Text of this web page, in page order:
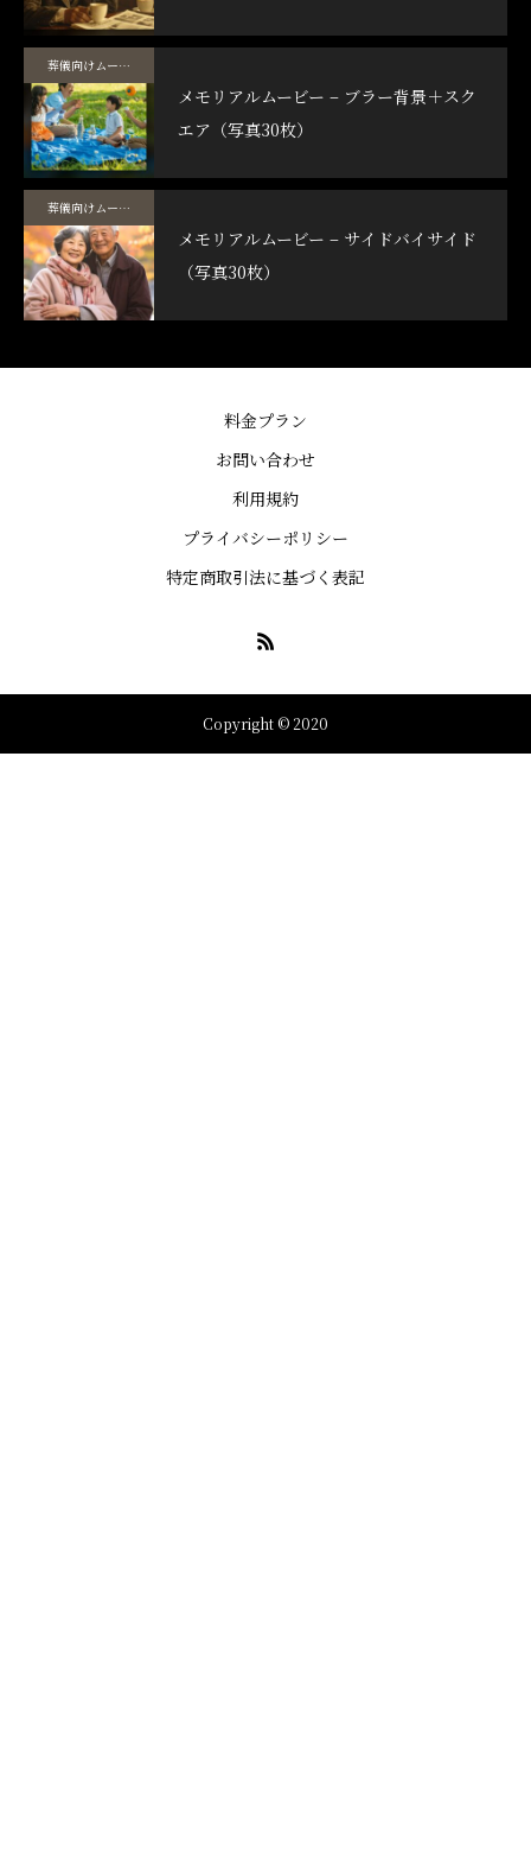
葬儀向けムービーテンプレート
メモリアルムービー – ブラー背景＋スク
エア（写真30枚）
葬儀向けムービーテンプレート
メモリアルムービー – サイドバイサイド
（写真30枚）
料金プラン
お問い合わせ
利用規約
プライバシーポリシー
特定商取引法に基づく表記
Copyright © 2020